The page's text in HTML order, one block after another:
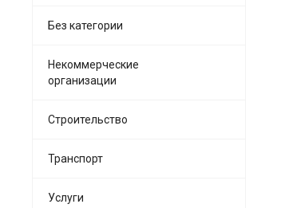
Без категории
Некоммерческие
организации
Строительство
Транспорт
Услуги